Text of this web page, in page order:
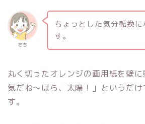
さち
ちょっとした気分転換
す。
丸く切ったオレンジの画用紙を壁
気だね〜ほら、太陽！」というだ
す。